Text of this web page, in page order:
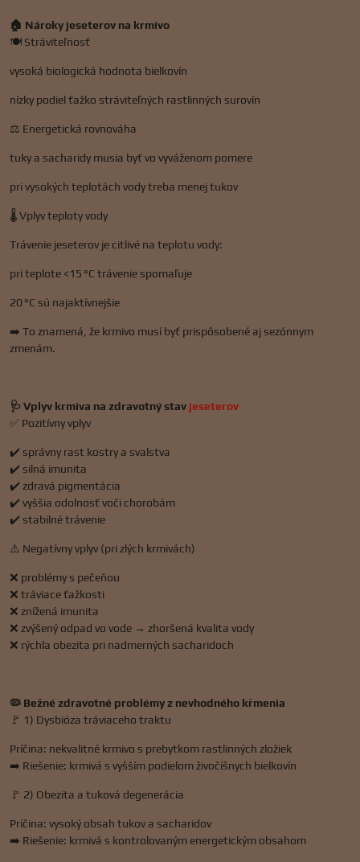
🏠 Nároky jeseterov na krmivo
🍽️ Stráviteľnosť
vysoká biologická hodnota bielkovín
nízky podiel ťažko stráviteľných rastlinných surovín
⚖️ Energetická rovnováha
tuky a sacharidy musia byť vo vyváženom pomere
pri vysokých teplotách vody treba menej tukov
🌡️ Vplyv teploty vody
Trávenie jeseterov je citlivé na teplotu vody:
pri teplote <15 °C trávenie spomaľuje
20 °C sú najaktívnejšie
➡️ To znamená, že krmivo musí byť prispôsobené aj sezónnym
zmenám.
🩺 Vplyv krmiva na zdravotný stav jeseterov
✅ Pozitívny vplyv
✔️ správny rast kostry a svalstva
✔️ silná imunita
✔️ zdravá pigmentácia
✔️ vyššia odolnosť voči chorobám
✔️ stabilné trávenie
⚠️ Negatívny vplyv (pri zlých krmivách)
❌ problémy s pečeňou
❌ tráviace ťažkosti
❌ znížená imunita
❌ zvýšený odpad vo vode → zhoršená kvalita vody
❌ rýchla obezita pri nadmerných sacharidoch
🦠 Bežné zdravotné problémy z nevhodného kŕmenia
🚩 1) Dysbióza tráviaceho traktu
Príčina: nekvalitné krmivo s prebytkom rastlinných zložiek
➡️ Riešenie: krmivá s vyšším podielom živočíšnych bielkovín
🚩 2) Obezita a tuková degenerácia
Príčina: vysoký obsah tukov a sacharidov
➡️ Riešenie: krmivá s kontrolovaným energetickým obsahom